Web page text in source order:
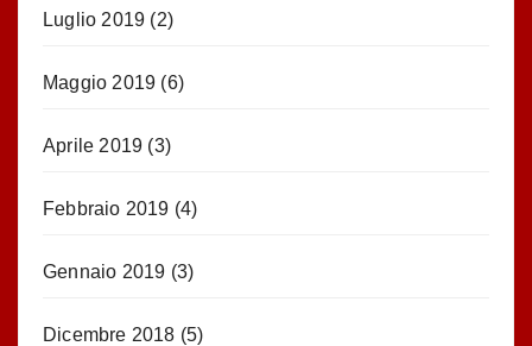
Luglio 2019 (2)
Maggio 2019 (6)
Aprile 2019 (3)
Febbraio 2019 (4)
Gennaio 2019 (3)
Dicembre 2018 (5)